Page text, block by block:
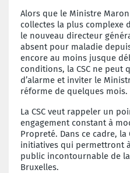
Alors que le Ministre
collectes la plus complexe
le nouveau directeur
absent pour maladie
encore au moins jusque
conditions, la CSC ne peut
d’alarme et inviter le
réforme de quelques mois.
La CSC veut rappeler un
engagement constant à
Propreté. Dans ce cadre,
initiatives qui permettront à
public incontournable de
Bruxelles.